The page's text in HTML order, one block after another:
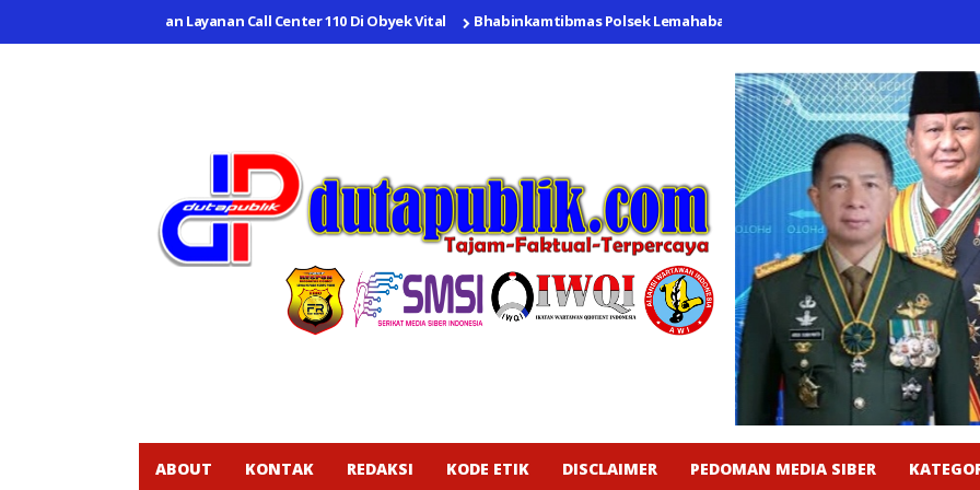
Sosialisasikan Layanan Call Center 110 Di Obyek Vital Bhabinkamtibmas Polsek Lemahabang Imbau Warga Desa Karangtanjung
ABOUT KONTAK REDAKSI KODE ETIK DISCLAIMER PEDOMAN MEDIA SIBER